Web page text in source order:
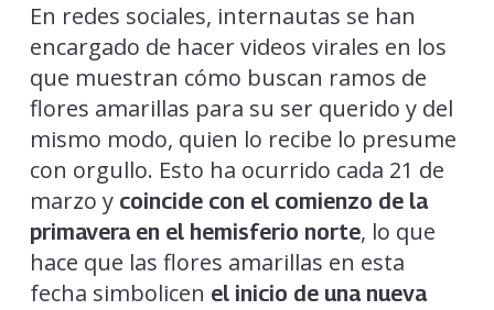
En redes sociales, internautas se han
encargado de hacer videos virales en los
que muestran cómo buscan ramos de
flores amarillas para su ser querido y del
mismo modo, quien lo recibe lo presume
con orgullo. Esto ha ocurrido cada 21 de
marzo y coincide con el comienzo de la
primavera en el hemisferio norte, lo que
hace que las flores amarillas en esta
fecha simbolicen el inicio de una nueva